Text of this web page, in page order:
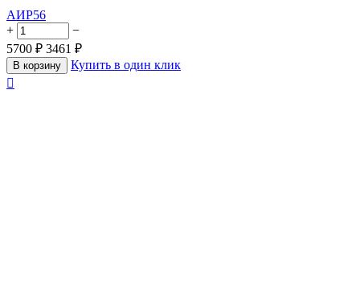
АИР56
+
−
5700 ₽ 3461 ₽
В корзину
Купить в один клик
